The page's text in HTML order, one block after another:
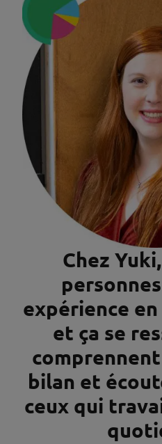
Chez
expérience
et ça se
bilan et
ceux qui